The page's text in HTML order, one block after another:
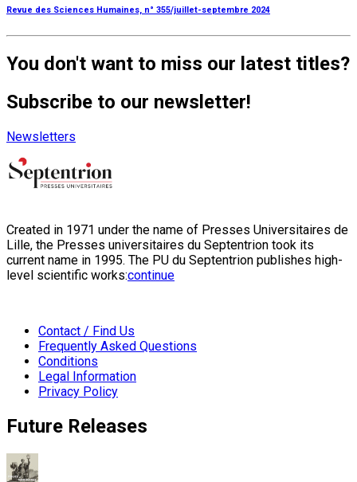
Revue des Sciences Humaines, n° 355/juillet-septembre 2024
You don't want to miss our latest titles?
Subscribe to our newsletter!
Newsletters
Created in 1971 under the name of Presses Universitaires de
Lille, the Presses universitaires du Septentrion took its
current name in 1995. The PU du Septentrion publishes high-
level scientific works:continue
Contact / Find Us
Frequently Asked Questions
Conditions
Legal Information
Privacy Policy
Future Releases